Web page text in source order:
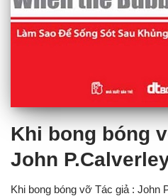
Khi bong bóng
John
Khi bong bóng vỡ Tác giả : John